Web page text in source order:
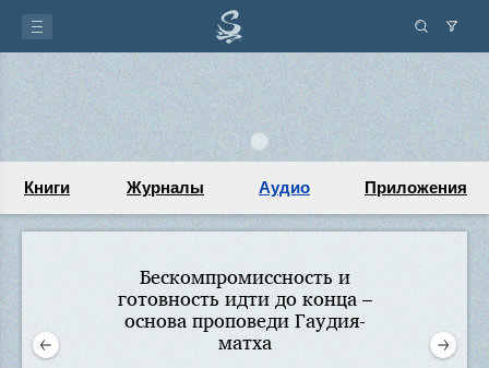
Книги Журналы Аудио Приложения
Бескомпромиссность и
готовность идти до конца –
основа проповеди Гаудия-
матха